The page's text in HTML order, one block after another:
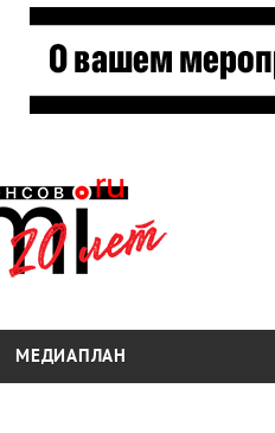
МЕДИАПЛАН